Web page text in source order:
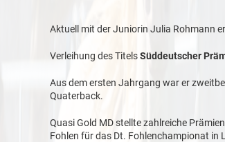
Aktuell mit der Juniorin Julia Rohmann
Verleihung des TitelsSüddeutscher
Aus dem ersten Jahrgang war er
Quaterback.
Quasi Gold MD stellte zahlreiche
Fohlen für das Dt. Fohlenchampionat in